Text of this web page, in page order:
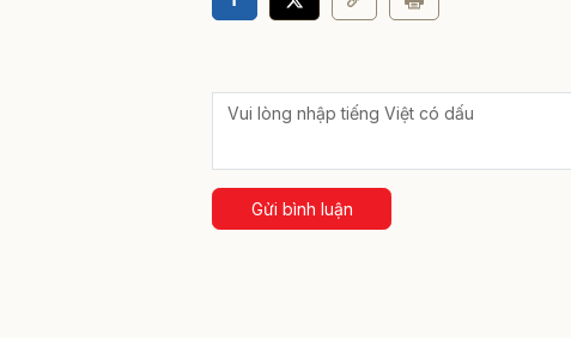
Gửi bình luận